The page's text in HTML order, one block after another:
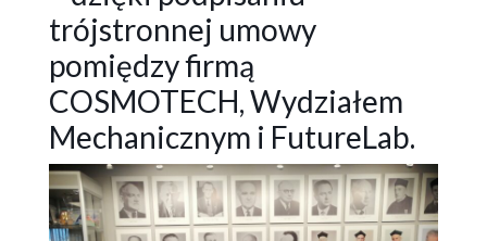
trójstronnej umowy
pomiędzy firmą
COSMOTECH, Wydziałem
Mechanicznym i FutureLab.